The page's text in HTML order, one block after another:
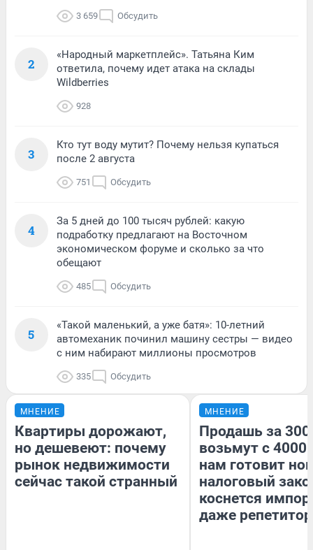
3 659 Обсудить
2
«Народный маркетплейс». Татьяна Ким
ответила, почему идет атака на склады
Wildberries
928
3
Кто тут воду мутит? Почему нельзя купаться
после 2 августа
751 Обсудить
4
За 5 дней до 100 тысяч рублей: какую
подработку предлагают на Восточном
экономическом форуме и сколько за что
обещают
485 Обсудить
5
«Такой маленький, а уже батя»: 10-летний
автомеханик починил машину сестры — видео
с ним набирают миллионы просмотров
335 Обсудить
МНЕНИЕ
Квартиры дорожают,
но дешевеют: почему
рынок недвижимости
сейчас такой странный
МНЕНИЕ
Продашь за
возьмут с
нам готовит
налоговый
коснется
даже